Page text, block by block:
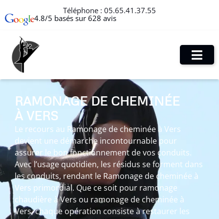
Téléphone : 05.65.41.37.55
4.8/5 basés sur 628 avis
RAMONAGE DE CHEMINÉE
À VERS
Le recours au Ramonage de cheminée à Vers
devient une démarche incontournable pour
assurer le bon fonctionnement de vos conduits.
Avec l’usage quotidien, les résidus se forment dans
les conduits, rendant le Ramonage de cheminée à
Vers primordial. Que ce soit pour ramonage
chaudière à Vers ou ramonage de cheminée à
Vers, chaque opération consiste à restaurer les